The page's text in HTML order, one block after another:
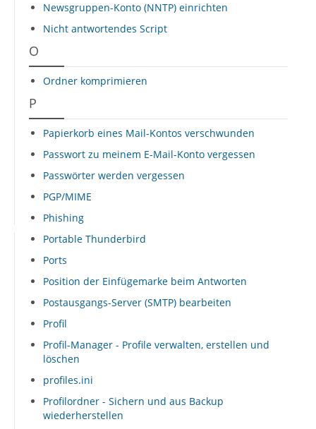
Newsgruppen-Konto (NNTP) einrichten
Nicht antwortendes Script
O
Ordner komprimieren
P
Papierkorb eines Mail-Kontos verschwunden
Passwort zu meinem E-Mail-Konto vergessen
Passwörter werden vergessen
PGP/MIME
Phishing
Portable Thunderbird
Ports
Position der Einfügemarke beim Antworten
Postausgangs-Server (SMTP) bearbeiten
Profil
Profil-Manager - Profile verwalten, erstellen und
löschen
profiles.ini
Profilordner - Sichern und aus Backup
wiederherstellen